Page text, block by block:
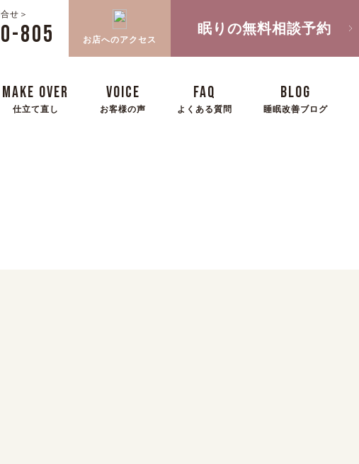
せ＞
805 お店へのアクセス
眠りの無料相談予約
MAKE OVER
仕立て直し
VOICE
お客様の声
FAQ
よくある質問
BLOG
睡眠改善ブログ